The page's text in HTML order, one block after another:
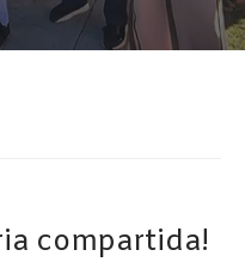
compartida!